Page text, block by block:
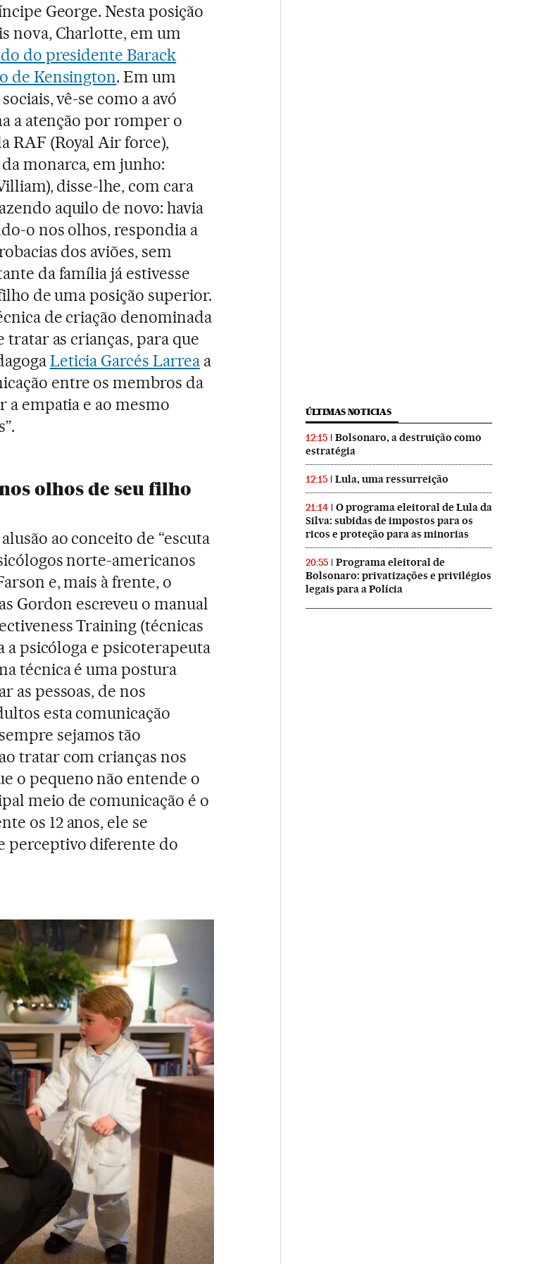
George. Nesta posição
nova, Charlotte, em um
do presidente Barack
de Kensington. Em um
vê-se como a avó
a atenção por romper o
RAF (Royal Air force),
monarca, em junho:
disse-lhe, com cara
aquilo de novo: havia
o nos olhos, respondia a
dos aviões, sem
da família já estivesse
de uma posição superior.
de criação denominada
as crianças, para que
Leticia Garcés Larrea a
entre os membros da
empatia e ao mesmo
olhos de seu filho
ao conceito de “escuta
norte-americanos
e, mais à frente, o
Gordon escreveu o manual
Training (técnicas
a psicóloga e psicoterapeuta
técnica é uma postura
as pessoas, de nos
esta comunicação
sejamos tão
tratar com crianças nos
o pequeno não entende o
meio de comunicação é o
os 12 anos, ele se
perceptivo diferente do
ÚLTIMAS NOTICIAS
12:15
Bolsonaro, a destruição como
estratégia
12:15 Lula, uma ressurreição
21:14
O programa eleitoral de Lula da
Silva: subidas de impostos para os
ricos e proteção para as minorias
20:55
Programa eleitoral de
Bolsonaro: privatizações e privilégios
legais para a Polícia